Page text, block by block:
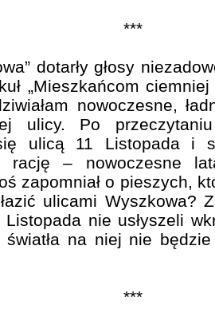
***
dotarły głosy
„Mieszkańcom
nowoczesne,
ulicy. Po przeczytaniu
ulicą 11 Listopada i
rację – nowoczesne
zapomniał o pieszych,
ulicami Wyszkowa?
nie usłyszeli
światła na niej nie
***